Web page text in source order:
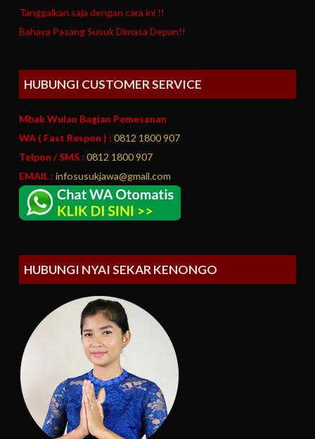
Tanggalkan saja dengan cara ini !!
Bahaya Pasang Susuk Dimasa Depan!!
HUBUNGI CUSTOMER SERVICE
Mbak Wulan Bagian Pemesanan
WA ( Fast Respon ) : 0812 1800 907
Telpon / SMS : 0812 1800 907
EMAIL : infosusukjawa@gmail.com
HUBUNGI NYAI SEKAR KENONGO